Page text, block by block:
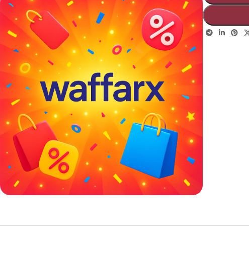
مع waffarx